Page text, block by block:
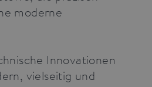
moderne
Innovationen
vielseitig und